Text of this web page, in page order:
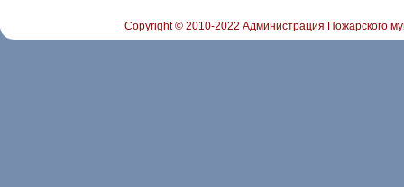
Copyright © 2010-2022 Администрация Пожарского